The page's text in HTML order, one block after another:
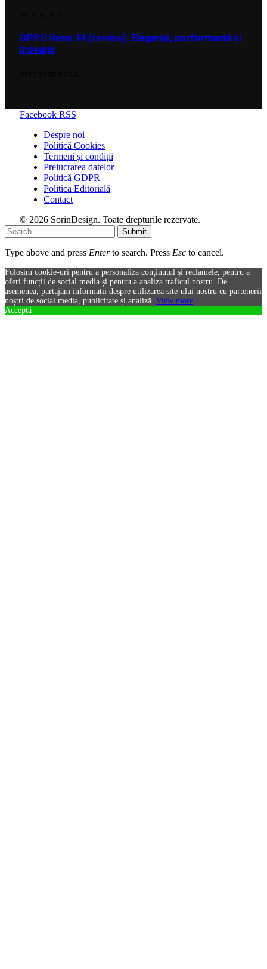
OPPO Reno 14 (review): Eleganță, performanță și
inovație
Facebook RSS
Despre noi
Politică Cookies
Termeni și condiții
Prelucrarea datelor
Politică GDPR
Politica Editorială
Contact
© 2026 SorinDesign. Toate drepturile rezervate.
Submit
Type above and press Enterto search. Press Esc to cancel.
Folosim cookie-uri pentru a personaliza conținutul și reclamele, pentru a
oferi funcții de social media și pentru a analiza traficul nostru. De
asemenea, partajăm informații despre utilizarea site-ului nostru cu partenerii
noștri de social media, publicitate și analiză. View more
Acceptă